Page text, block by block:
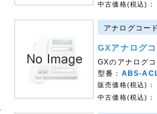
中古価格(税込)：
アナログコー
GXアナログ
GXのアナログ
型番： ABS-
販売価格(税込)：
中古価格(税込)：